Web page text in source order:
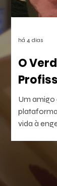
plano
uma
O
Um
vida à
consegui
há 4 dias